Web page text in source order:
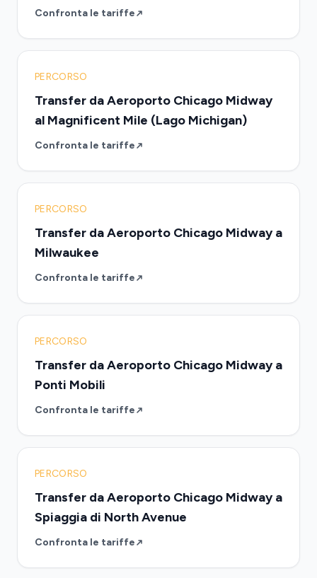
Confronta le tariffe
PERCORSO
Transfer da Aeroporto Chicago Midway
al Magnificent Mile (Lago Michigan)
Confronta le tariffe
PERCORSO
Transfer da Aeroporto Chicago Midway a
Milwaukee
Confronta le tariffe
PERCORSO
Transfer da Aeroporto Chicago Midway a
Ponti Mobili
Confronta le tariffe
PERCORSO
Transfer da Aeroporto Chicago Midway a
Spiaggia di North Avenue
Confronta le tariffe